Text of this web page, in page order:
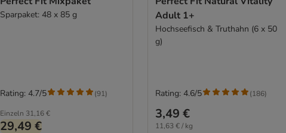
Sparpaket: 48 x 85 g
Einzeln 31,16 €
29,49 €
Rating: 4.7/5 (91)
Adult 1+
Hochseefisch & Truthahn (6 x 50
g)
3,49 €
11,63 € / kg
Rating: 4.6/5 (186)